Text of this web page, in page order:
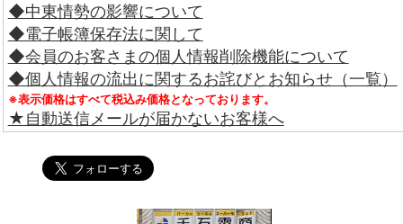
◆中東情勢の影響について
◆電子帳簿保存法に関して
◆会員のお客さまの個人情報削除機能について
◆個人情報の流出に関するお詫びとお知らせ（一覧）
※表示価格はすべて税込み価格となっております。
★自動送信メールが届かないお客様へ